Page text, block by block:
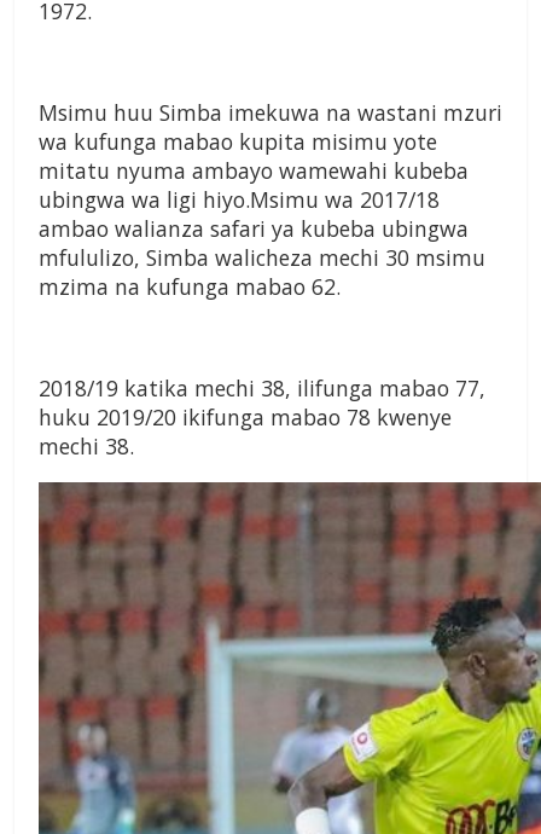
1972.
Msimu huu Simba imekuwa na wastani mzuri
wa kufunga mabao kupita misimu yote
mitatu nyuma ambayo wamewahi kubeba
ubingwa wa ligi hiyo.Msimu wa 2017/18
ambao walianza safari ya kubeba ubingwa
mfululizo, Simba walicheza mechi 30 msimu
mzima na kufunga mabao 62.
2018/19 katika mechi 38, ilifunga mabao 77,
huku 2019/20 ikifunga mabao 78 kwenye
mechi 38.